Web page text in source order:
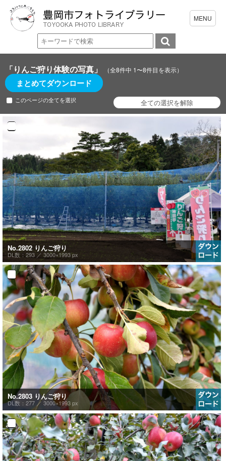
「りんご狩り体験の写真」 （全8件中 1〜8件目を表示）
まとめてダウンロード
このページの全てを選択
No.2802 りんご狩り
DL数：293 ／ 3000×1993 px
No.2803 りんご狩り
DL数：277 ／3000×1993 px